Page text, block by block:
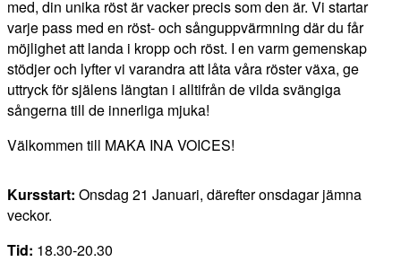
med, din unika röst är vacker precis som den är. Vi startar
varje pass med en röst- och sånguppvärmning där du får
möjlighet att landa i kropp och röst. I en varm gemenskap
stödjer och lyfter vi varandra att låta våra röster växa, ge
uttryck för själens längtan i alltifrån de vilda svängiga
sångerna till de innerliga mjuka!
Välkommen till MAKA INA VOICES!
Kursstart: Onsdag 21 Januari, därefter onsdagar jämna
veckor.
Tid: 18.30-20.30